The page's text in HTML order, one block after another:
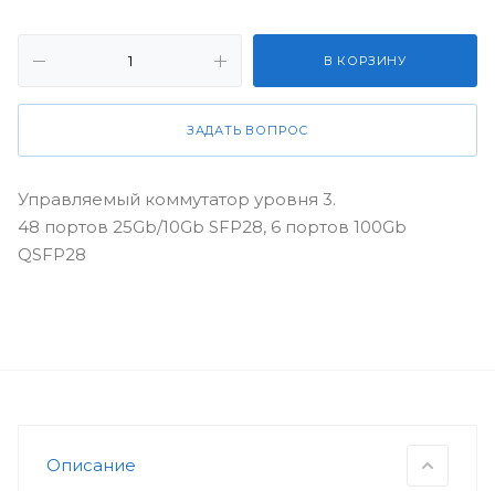
В КОРЗИНУ
ЗАДАТЬ ВОПРОС
Управляемый коммутатор уровня 3.
48 портов 25Gb/10Gb SFP28, 6 портов 100Gb
QSFP28
Описание